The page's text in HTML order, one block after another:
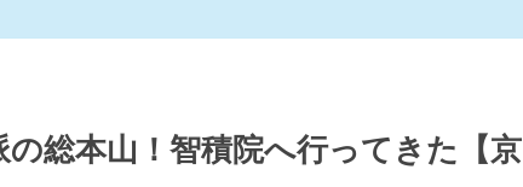
の総本山！智積院へ行ってきた【京